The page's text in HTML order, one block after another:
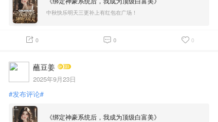
中秋快乐明天三更补上有红包在广场！
0 0 0
蘸豆姜
2025年9月23日
#发布评论#
《绑定神豪系统后，我成为顶级白富美》